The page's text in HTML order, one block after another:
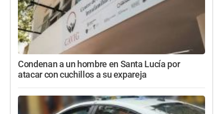
Condenan a un hombre en Santa Lucía por
atacar con cuchillos a su expareja